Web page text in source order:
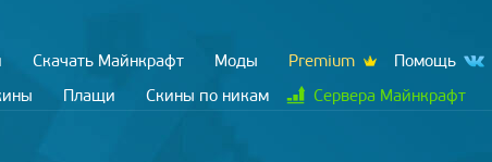
Скачать Майнкрафт Моды Premium
Помощь
Плащи Скины по никам Сервера Майнкрафт